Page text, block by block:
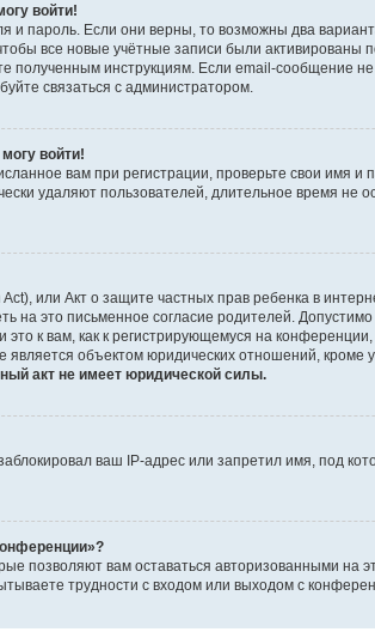
войти!
и пароль. Если они верны, то возможны два
все новые учётные записи были
полученным инструкциям. Если email-сообщение
связаться с администратором.
войти!
вам при регистрации, проверьте свои имя
удаляют пользователей, длительное время
или Акт о защите частных прав ребенка в
на это письменное согласие родителей.
к вам, как к регистрирующемуся на
объектом юридических отношений, кроме
акт не имеет юридической силы.
ваш IP-адрес или запретил имя, под
позволяют вам оставаться авторизованными на
трудности с входом или выходом с